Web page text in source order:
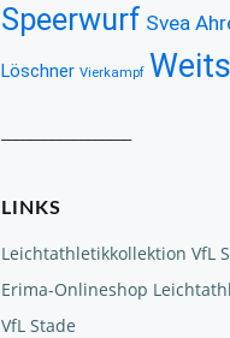
Speerwurf Svea
Löschner Vierkampf
LINKS
Leichtathletikkollektion VfL
Erima-Onlineshop
VfL Stade